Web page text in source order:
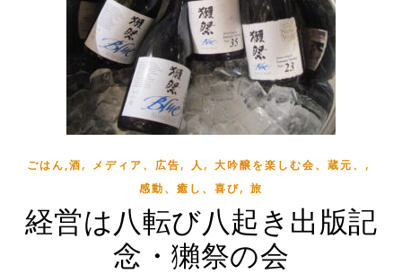
ごはん,酒, メディア、広告, 人 , 大吟醸を楽しむ会、蔵元、 ,
感動、癒し、喜び, 旅
経営は八転び八起き出版記
念・獺祭の会